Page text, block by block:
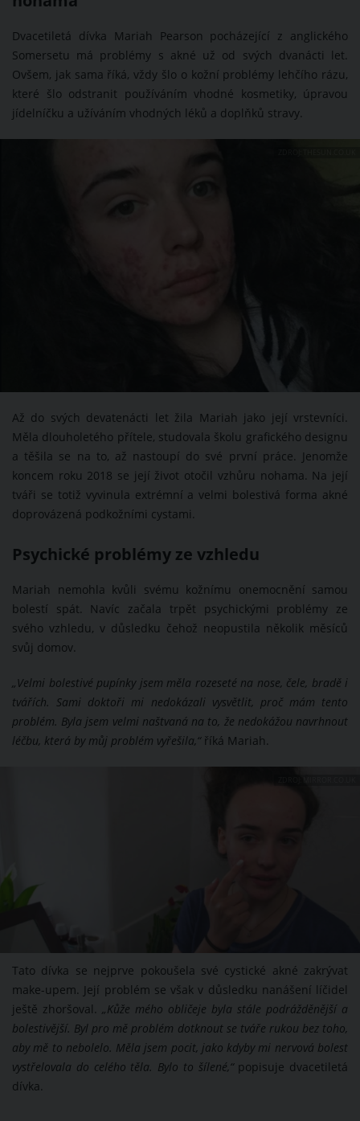
Dvacetiletá dívka Mariah Pearson pocházející z anglického
Somersetu má problémy s akné už od svých dvanácti let.
Ovšem, jak sama říká, vždy šlo o kožní problémy lehčího rázu,
které šlo odstranit používáním vhodné kosmetiky, úpravou
jídelníčku a užíváním vhodných léků a doplňků stravy.
Až do svých devatenácti let žila Mariah jako její vrstevníci.
Měla dlouholetého přítele, studovala školu grafického designu
a těšila se na to, až nastoupí do své první práce. Jenomže
koncem roku 2018 se její život otočil vzhůru nohama. Na její
tváři se totiž vyvinula extrémní a velmi bolestivá forma akné
doprovázená podkožními cystami.
Psychické problémy ze vzhledu
Mariah nemohla kvůli svému kožnímu onemocnění samou
bolestí spát. Navíc začala trpět psychickými problémy ze
svého vzhledu, v důsledku čehož neopustila několik měsíců
svůj domov.
„Velmi bolestivé pupínky jsem měla rozeseté na nose, čele, bradě i
tvářích. Sami doktoři mi nedokázali vysvětlit, proč mám tento
problém. Byla jsem velmi naštvaná na to, že nedokážou navrhnout
léčbu, která by můj problém vyřešila,“říká Mariah.
Tato dívka se nejprve pokoušela své cystické akné zakrývat
make-upem. Její problém se však v důsledku nanášení líčidel
ještě zhoršoval. „Kůže mého obličeje byla stále podrážděnější a
bolestivější. Byl pro mě problém dotknout se tváře rukou bez toho,
aby mě to nebolelo. Měla jsem pocit, jako kdyby mi nervová bolest
vystřelovala do celého těla. Bylo to šílené,“popisuje dvacetiletá
dívka.